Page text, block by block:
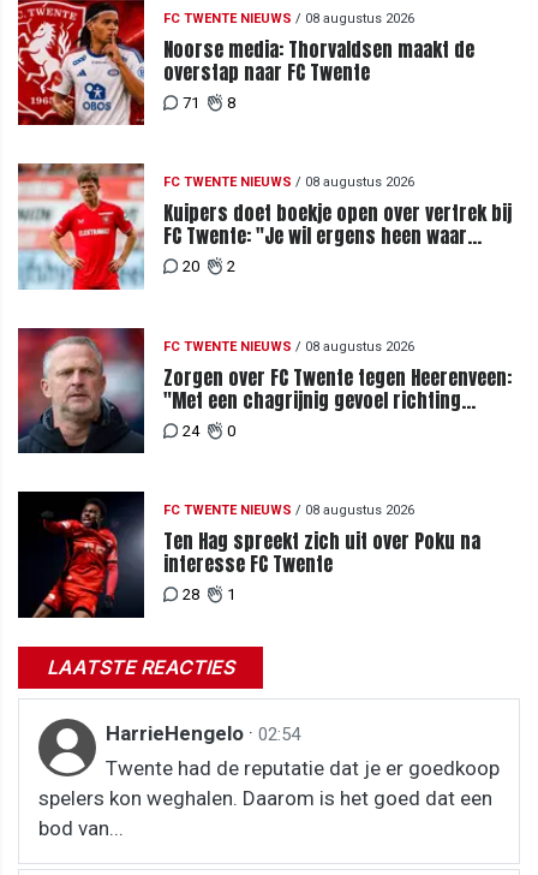
FC TWENTE NIEUWS / 08 augustus 2026
Noorse media: Thorvaldsen maakt de
overstap naar FC Twente
71 8
FC TWENTE NIEUWS / 08 augustus 2026
Kuipers doet boekje open over vertrek bij
FC Twente: "Je wil ergens heen waar
mensen je waarderen"
20 2
FC TWENTE NIEUWS / 08 augustus 2026
Zorgen over FC Twente tegen Heerenveen:
"Met een chagrijnig gevoel richting
Slowakije"
24 0
FC TWENTE NIEUWS / 08 augustus 2026
Ten Hag spreekt zich uit over Poku na
interesse FC Twente
28 1
LAATSTE REACTIES
HarrieHengelo · 02:54
Twente had de reputatie dat je er goedkoop
spelers kon weghalen. Daarom is het goed dat een
bod van...